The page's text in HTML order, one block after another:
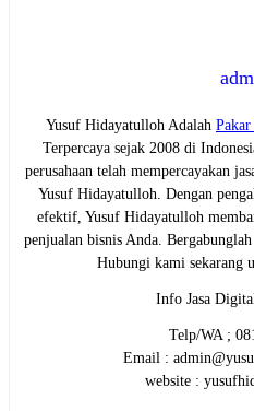
Yusuf Hidayatulloh Adalah
Terpercaya sejak 2008 di
perusahaan telah mempercayakan
Yusuf Hidayatulloh. Dengan
efektif, Yusuf Hidayatulloh
penjualan bisnis Anda.
Hubungi kami sekarang
Info Jasa
Telp/WA ;
Email :
website :